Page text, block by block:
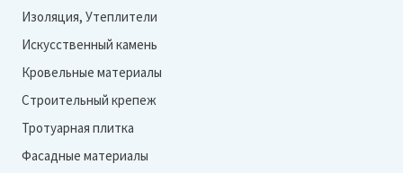
Изоляция, Утеплители
Искусственный камень
Кровельные материалы
Строительный крепеж
Тротуарная плитка
Фасадные материалы